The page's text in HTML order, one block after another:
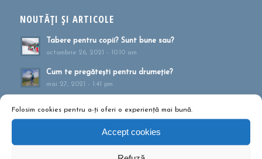
Folosim cookies pentru a-ți oferi o experiență mai bună.
Accept cookies
NOUTĂȚI ȘI ARTICOLE
Tabere pentru copii? Sunt bune sau?
octombrie 26, 2021 - 10:10 am
Cum te pregătești pentru drumeție?
mai 27, 2021 - 1:41 pm
aprilie 20, 2021 - 1:16 pm
Drumeții montane pentru familii!
februarie 13, 2020 - 5:21 pm